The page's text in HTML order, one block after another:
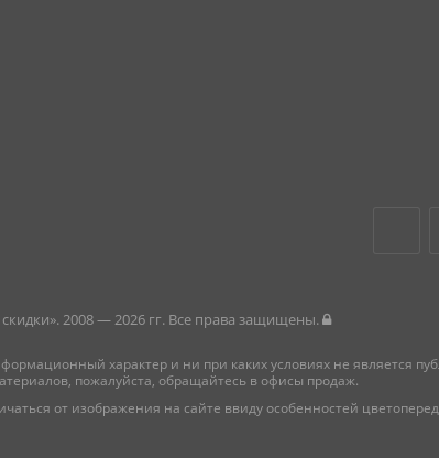
2008 — 2026 гг. Все права защищены.
характер и ни при каких условиях не
пожалуйста, обращайтесь в офисы продаж.
от изображения на сайте ввиду особенностей